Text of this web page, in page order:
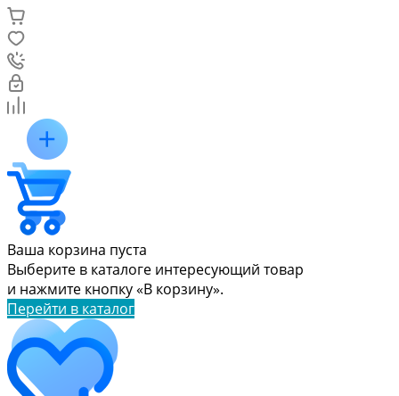
Ваша корзина пуста
Выберите в каталоге интересующий товар
и нажмите кнопку «В корзину».
Перейти в каталог